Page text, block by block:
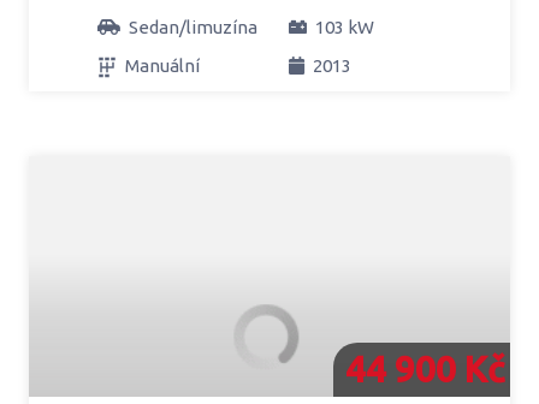
Sedan/limuzína
103 kW
Manuální
2013
44 900 Kč